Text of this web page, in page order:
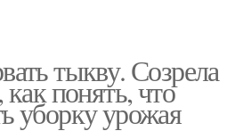
тыкву. Созрела
понять, что
уборку урожая